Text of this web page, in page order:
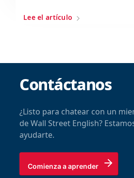
Lee el artículo
Contáctanos
¿Listo para chatear con un
de Wall Street English?
ayudarte.
Comienza a aprender